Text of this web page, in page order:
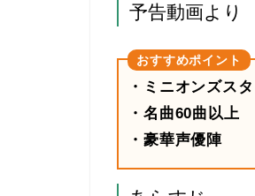
予告動画より
・ミニオンズス
・名曲60曲以上
・豪華声優陣